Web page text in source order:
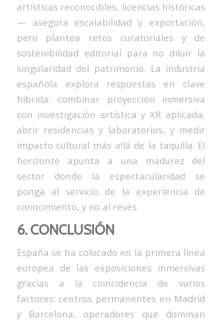
artísticas reconocibles, licencias históricas
— asegura escalabilidad y exportación,
pero plantea retos curatoriales y de
sostenibilidad editorial para no diluir la
singularidad del patrimonio. La industria
española explora respuestas en clave
híbrida: combinar proyección inmersiva
con investigación artística y XR aplicada,
abrir residencias y laboratorios, y medir
impacto cultural más allá de la taquilla. El
horizonte apunta a una madurez del
sector donde la espectacularidad se
ponga al servicio de la experiencia de
conocimiento, y no al revés.
6. CONCLUSIÓN
España se ha colocado en la primera línea
europea de las exposiciones inmersivas
gracias a la coincidencia de varios
factores: centros permanentes en Madrid
y Barcelona, operadores que dominan